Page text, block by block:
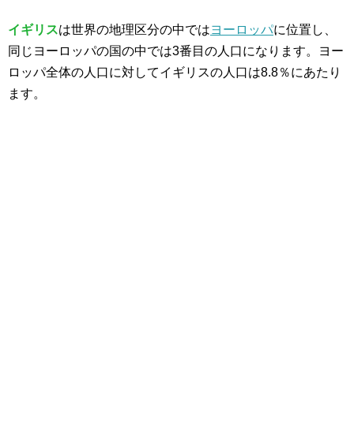
イギリスは世界の地理区分の中ではヨーロッパに位置し、
同じヨーロッパの国の中では3番目の人口になります。ヨー
ロッパ全体の人口に対してイギリスの人口は8.8％にあたり
ます。